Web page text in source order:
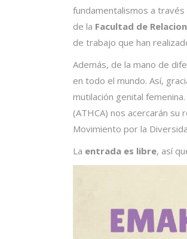
fundamentalismos a
de la Facultad de
de trabajo que han
Además, de la mano de
en todo el mundo. Así,
mutilación genital
(ATHCA) nos acercarán
Movimiento por la
La entrada es libre, así